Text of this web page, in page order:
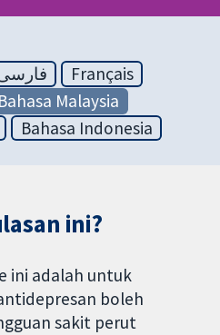
Français
Bahasa Malaysia
Bahasa Indonesia
ini?
ini adalah untuk
boleh
sakit perut